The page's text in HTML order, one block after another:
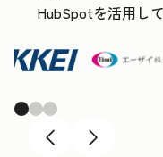
HubSpotを活用し
PreviousNext